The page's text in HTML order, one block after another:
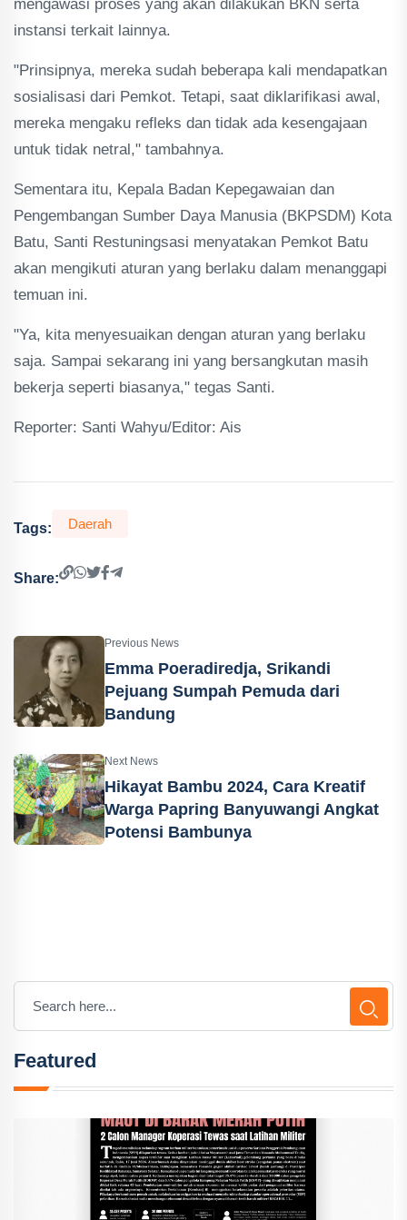
mengawasi proses yang akan dilakukan BKN serta
instansi terkait lainnya.
"Prinsipnya, mereka sudah beberapa kali mendapatkan
sosialisasi dari Pemkot. Tetapi, saat diklarifikasi awal,
mereka mengaku refleks dan tidak ada kesengajaan
untuk tidak netral," tambahnya.
Sementara itu, Kepala Badan Kepegawaian dan
Pengembangan Sumber Daya Manusia (BKPSDM) Kota
Batu, Santi Restuningsasi menyatakan Pemkot Batu
akan mengikuti aturan yang berlaku dalam menanggapi
temuan ini.
"Ya, kita menyesuaikan dengan aturan yang berlaku
saja. Sampai sekarang ini yang bersangkutan masih
bekerja seperti biasanya," tegas Santi.
Reporter: Santi Wahyu/Editor: Ais
Tags: Daerah
Share:
Previous News
Emma Poeradiredja, Srikandi
Pejuang Sumpah Pemuda dari
Bandung
Next News
Hikayat Bambu 2024, Cara Kreatif
Warga Papring Banyuwangi Angkat
Potensi Bambunya
Featured